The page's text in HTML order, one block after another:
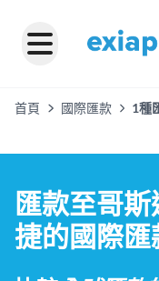
首頁 國際匯款
1種
匯款至哥
捷的國際匯